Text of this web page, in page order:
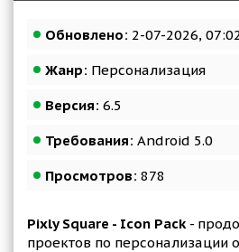
Обновлено: 2-07-2026,
Жанр: Персонализация
Версия: 6.5
Требования: Android 5.0
Просмотров: 878
Pixly Square - Icon Pack-
проектов по персонализации